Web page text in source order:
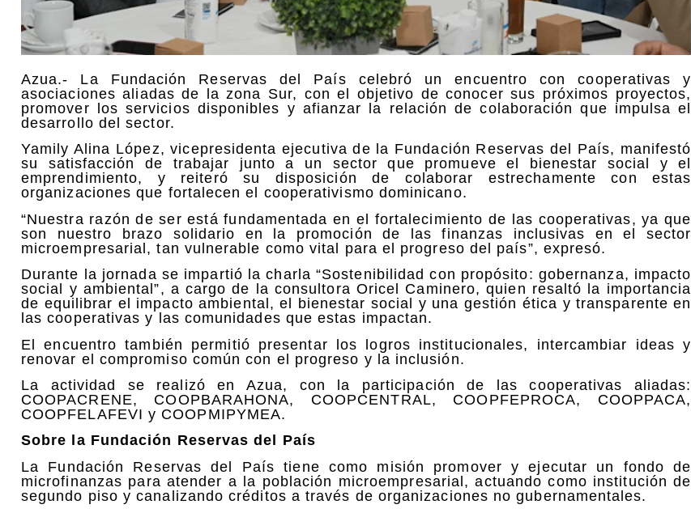
Azua.- La Fundación Reservas del País celebró un encuentro con cooperativas y
asociaciones aliadas de la zona Sur, con el objetivo de conocer sus próximos proyectos,
promover los servicios disponibles y afianzar la relación de colaboración que impulsa el
desarrollo del sector.
Yamily Alina López, vicepresidenta ejecutiva de la Fundación Reservas del País, manifestó
su satisfacción de trabajar junto a un sector que promueve el bienestar social y el
emprendimiento, y reiteró su disposición de colaborar estrechamente con estas
organizaciones que fortalecen el cooperativismo dominicano.
“Nuestra razón de ser está fundamentada en el fortalecimiento de las cooperativas, ya que
son nuestro brazo solidario en la promoción de las finanzas inclusivas en el sector
microempresarial, tan vulnerable como vital para el progreso del país”, expresó.
Durante la jornada se impartió la charla “Sostenibilidad con propósito: gobernanza, impacto
social y ambiental”, a cargo de la consultora Oricel Caminero, quien resaltó la importancia
de equilibrar el impacto ambiental, el bienestar social y una gestión ética y transparente en
las cooperativas y las comunidades que estas impactan.
El encuentro también permitió presentar los logros institucionales, intercambiar ideas y
renovar el compromiso común con el progreso y la inclusión.
La actividad se realizó en Azua, con la participación de las cooperativas aliadas:
COOPACRENE, COOPBARAHONA, COOPCENTRAL, COOPFEPROCA, COOPPACA,
COOPFELAFEVI y COOPMIPYMEA.
Sobre la Fundación Reservas del País
La Fundación Reservas del País tiene como misión promover y ejecutar un fondo de
microfinanzas para atender a la población microempresarial, actuando como institución de
segundo piso y canalizando créditos a través de organizaciones no gubernamentales.